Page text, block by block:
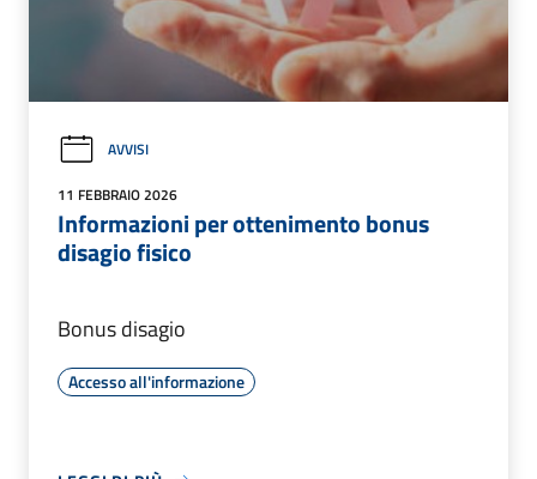
AVVISI
11 FEBBRAIO 2026
Informazioni per ottenimento bonus
disagio fisico
Bonus disagio
Accesso all'informazione